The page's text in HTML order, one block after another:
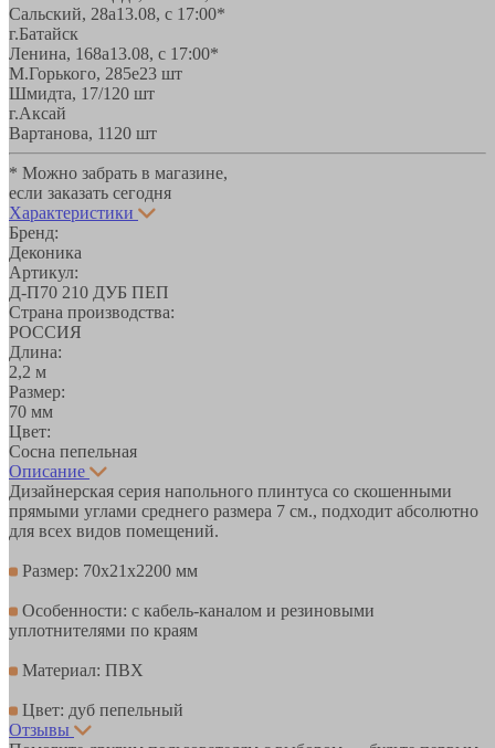
Сальский, 28a13.08, с 17:00*
г.Батайск
Ленина, 168а13.08, с 17:00*
М.Горького, 285е23 шт
Шмидта, 17/1 20 шт
г.Аксай
Вартанова, 11 20 шт
* Можно забрать в магазине,
если заказать сегодня
Характеристики
Бренд:
Деконика
Артикул:
Д-П70 210 ДУБ ПЕП
Страна производства:
РОССИЯ
Длина:
2,2 м
Размер:
70 мм
Цвет:
Сосна пепельная
Описание
Дизайнерская серия напольного плинтуса со скошенными
прямыми углами среднего размера 7 см., подходит абсолютно
для всех видов помещений.
Размер: 70х21х2200 мм
Особенности: с кабель-каналом и резиновыми
уплотнителями по краям
Материал: ПВХ
Цвет: дуб пепельный
Отзывы